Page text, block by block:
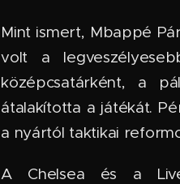
Mint ismert, Mbappé
volt a
középcsatárként, a
átalakította a játékát.
a nyártól taktikai
A Chelsea és a